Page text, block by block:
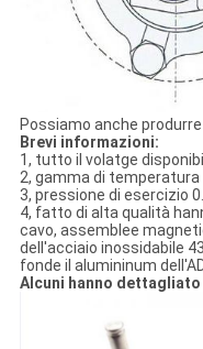
Possiamo anche
Brevi informazioni:
1, tutto il volatge
2, gamma di
3, pressione di esercizio
4, fatto di alta qualità
cavo, assemblee
dell'acciaio inossidabile
fonde il alumininum
Alcuni hanno